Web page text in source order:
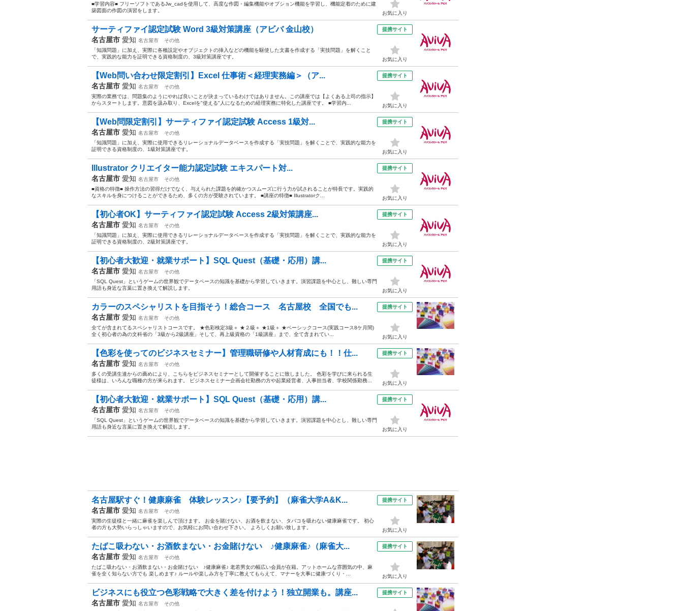
■学習内容■ フリーソフトであるJw_cadを使用して、高度な作図・編集機能やオプション機能を学習し、機能定着のために建
築図面の作図の演習をします。
お気に入り
サーティファイ認定試験 Word 3級対策講座（アビバ 金山校）
名古屋市 愛知 名古屋市
その他
「知識問題」に加え、実際に各種設定やオブジェクトの挿入などの機能を駆使した文書を作成する「実技問題」を解くこと
で、実践的な能力を証明できる資格制度の、3級対策講座です。
提携サイト
お気に入り
【Web問い合わせ限定割引】Excel 仕事術＜経理実務編＞（ア...
名古屋市 愛知 名古屋市
その他
実際の業務では、問題集のようにやれば良いことが決まっているわけではありません。この講座では【よくある上司の指示】
からスタートします。意図を汲み取り、Excelを"使える"人になるための経理実務に特化した講座です。 ■学習内...
提携サイト
お気に入り
【Web問限定割引】サーティファイ認定試験 Access 1級対...
名古屋市 愛知 名古屋市
その他
「知識問題」に加え、実際に使用できるリレーショナルデータベースを作成する「実技問題」を解くことで、実践的な能力を
証明できる資格制度の、1級対策講座です。
提携サイト
お気に入り
Illustrator クリエイター能力認定試験 エキスパート対...
名古屋市 愛知 名古屋市
その他
■資格の特徴■ 操作方法の習得だけでなく、与えられた課題を的確かつスムーズに行う力が試されることが特長です。実践的
なスキルを身につけることができるため、多くの方が受験されています。 ■講座の特徴■ Illustratorク...
提携サイト
お気に入り
【初心者OK】サーティファイ認定試験 Access 2級対策講座...
名古屋市 愛知 名古屋市
その他
「知識問題」に加え、実際に使用できるリレーショナルデータベースを作成する「実技問題」を解くことで、実践的な能力を
証明できる資格制度の、2級対策講座です。
提携サイト
お気に入り
【初心者大歓迎・就業サポート】SQL Quest（基礎・応用）講...
名古屋市 愛知 名古屋市
その他
「SQL Quest」というゲームの世界観でデータベースの知識を基礎から学習していきます。演習課題を中心とし、難しい専門
用語も身近な言葉に置き換えて解説します。
提携サイト
お気に入り
カラーのスペシャリストを目指そう！総合コース 名古屋校 全国でも...
名古屋市 愛知 名古屋市
その他
全てが含まれてるスペシャリストコースです。 ★色彩検定3級＋ ★２級＋ ★1級＋ ★ベーシックコース(実践コース8ケ月間)
全く初心者の為の文科省の「3級から2級講座」そして、再上級資格の「1級講座」まで、全て含まれてい...
提携サイト
お気に入り
【色彩を使ってのビジネスセミナー】管理職研修や人材育成にも！！仕...
名古屋市 愛知 名古屋市
その他
多くの受講生達からの薦めにより、こちらをビジネスセミナーとして開催することに致しました。 色彩を学びに来られる生
徒様は、いろんな職種の方が来られます。 ビジネスセミナー企画会社勤務の方や起業経営者、人事担当者、学校関係勤務...
提携サイト
お気に入り
【初心者大歓迎・就業サポート】SQL Quest（基礎・応用）講...
名古屋市 愛知 名古屋市
その他
「SQL Quest」というゲームの世界観でデータベースの知識を基礎から学習していきます。演習課題を中心とし、難しい専門
用語も身近な言葉に置き換えて解説します。
提携サイト
お気に入り
名古屋駅すぐ！健康麻雀 体験レッスン♪【要予約】（麻雀大学A&K...
名古屋市 愛知 名古屋市
その他
実際の生徒様と一緒に麻雀を楽しんで頂けます。 お金を賭けない、お酒を飲まない、タバコを吸わない健康麻雀です。 初心
者の方も大勢いらっしゃいますので、お気軽にお問い合わせ下さい。 よろしくお願い致します。
提携サイト
お気に入り
たばこ吸わない・お酒飲まない・お金賭けない ♪健康麻雀♪（麻雀大...
名古屋市 愛知 名古屋市
その他
たばこ吸わない・お酒飲まない・お金賭けない ♪健康麻雀♪ 老若男女の幅広い会員が在籍。アットホームな雰囲気の中、麻
雀を全く知らない方でも 楽しめます♪ ルールや楽しみ方を丁寧に教えてもらえて、マナーを大事に健康づくり・...
提携サイト
お気に入り
ビジネスにも役立つ色彩戦略で大きく差を付けよう！独立開業も。講座...
名古屋市 愛知 名古屋市
その他
提携サイト